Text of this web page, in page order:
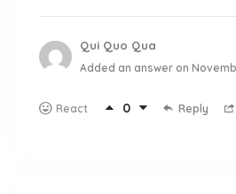
Qui Quo Qua
Added an answer on
React 0 Reply